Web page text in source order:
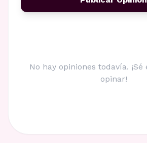
No hay opiniones todavía.
opinar!